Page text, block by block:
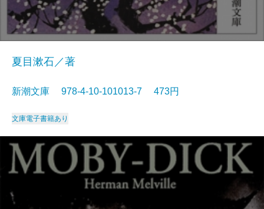
夏目漱石／著
新潮文庫 978-4-10-101013-7 473円
文庫電子書籍あり